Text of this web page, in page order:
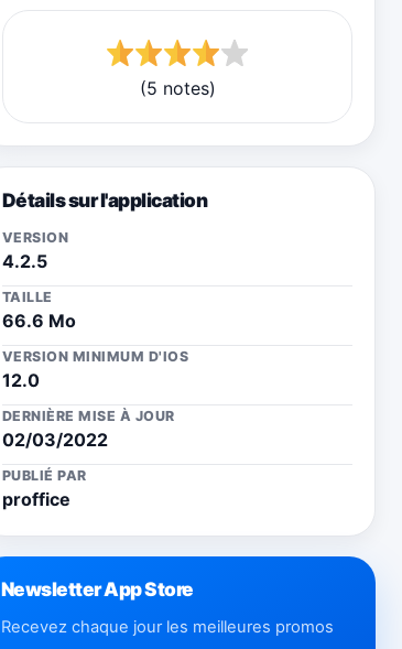
(5 notes)
Détails sur l'application
VERSION
4.2.5
TAILLE
66.6 Mo
VERSION MINIMUM D'IOS
12.0
DERNIÈRE MISE À JOUR
02/03/2022
PUBLIÉ PAR
proffice
Newsletter App Store
Recevez chaque jour les meilleures promos